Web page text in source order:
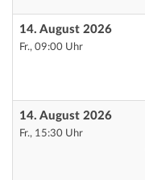
14. August 2026
Fr., 09:00 Uhr
14. August 2026
Fr., 15:30 Uhr